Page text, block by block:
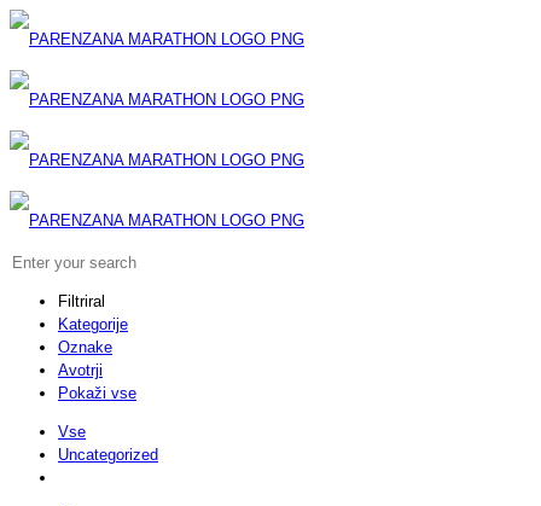
Filtriral
Kategorije
Oznake
Avotrji
Pokaži vse
Vse
Uncategorized